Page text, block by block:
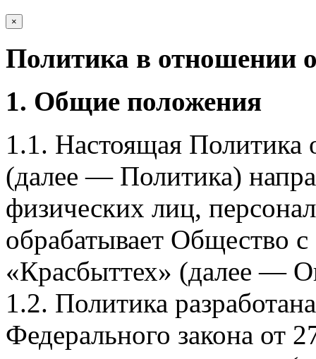
×
Политика в отношении
1. Общие положения
1.1. Настоящая Политика
(далее — Политика)
физических лиц,
обрабатывает Общество
«Красбыттех» (далее —
1.2. Политика
Федерального закона